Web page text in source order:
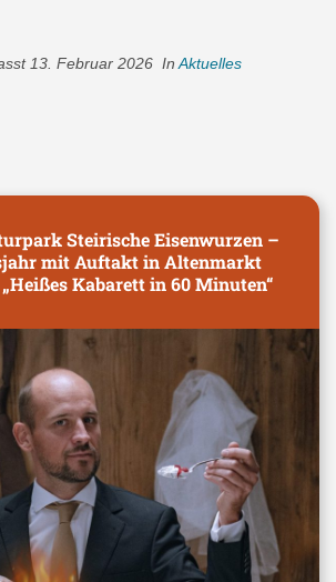
13. Februar 2026 In Aktuelles
Steirische Eisenwurzen –
mit Auftakt in Altenmarkt
Kabarett in 60 Minuten“